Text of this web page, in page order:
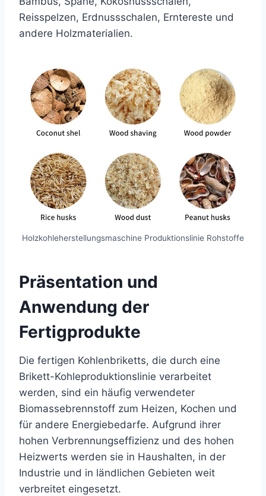
Reisspelzen, Erdnussschalen, Erntereste und
andere Holzmaterialien.
Holzkohleherstellungsmaschine Produktionslinie Rohstoffe
Präsentation und
Anwendung der
Fertigprodukte
Die fertigen Kohlenbriketts, die durch eine
Brikett-Kohleproduktionslinie verarbeitet
werden, sind ein häufig verwendeter
Biomassebrennstoff zum Heizen, Kochen und
für andere Energiebedarfe. Aufgrund ihrer
hohen Verbrennungseffizienz und des hohen
Heizwerts werden sie in Haushalten, in der
Industrie und in ländlichen Gebieten weit
verbreitet eingesetzt.